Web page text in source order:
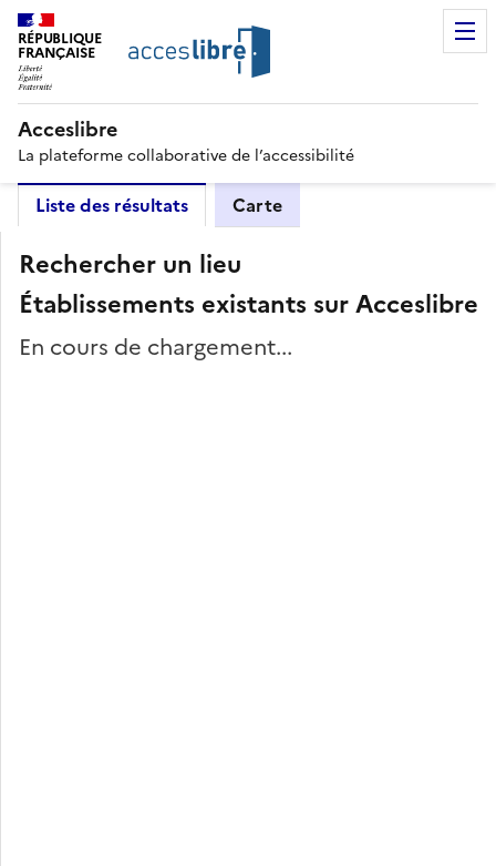
RÉPUBLIQUE
FRANÇAISE
Acceslibre
La plateforme collaborative de l’accessibilité
Liste des résultats Carte
Rechercher un lieu
Établissements existants sur Acceslibre
En cours de chargement...